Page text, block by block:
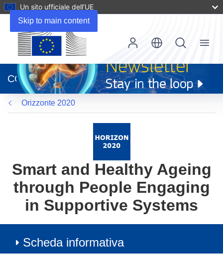
Skip to main content
Un sito ufficiale dell’UE
apre
in
una
nuova
finestra)
CORDIS
Menu
Orizzonte 2020
Smart and Healthy Ageing
through People Engaging
in Supportive Systems
Scheda informativa